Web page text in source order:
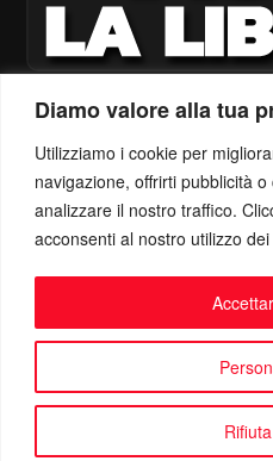
Diamo valore alla tua
Utilizziamo i cookie per
navigazione, offrirti pubblicità
analizzare il nostro traffico.
acconsenti al nostro utilizzo